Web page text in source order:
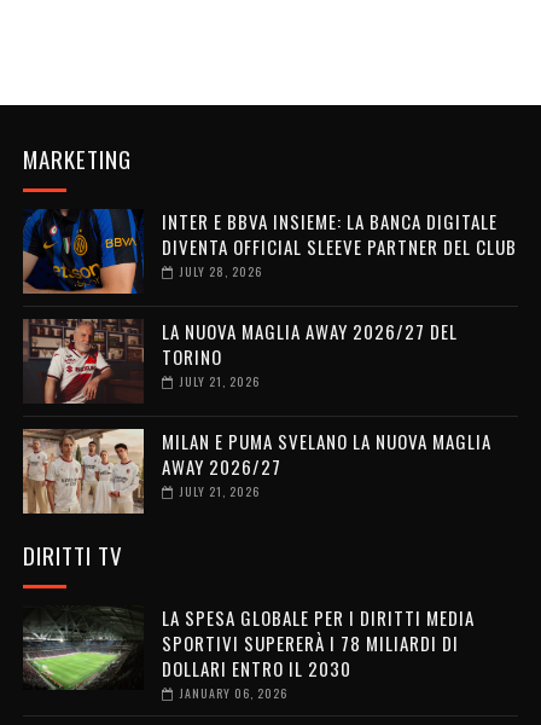
MARKETING
INTER E BBVA INSIEME: LA BANCA DIGITALE
DIVENTA OFFICIAL SLEEVE PARTNER DEL CLUB
JULY 28, 2026
LA NUOVA MAGLIA AWAY 2026/27 DEL
TORINO
JULY 21, 2026
MILAN E PUMA SVELANO LA NUOVA MAGLIA
AWAY 2026/27
JULY 21, 2026
DIRITTI TV
LA SPESA GLOBALE PER I DIRITTI MEDIA
SPORTIVI SUPERERÀ I 78 MILIARDI DI
DOLLARI ENTRO IL 2030
JANUARY 06, 2026